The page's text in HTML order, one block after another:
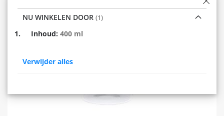
NU WINKELEN DOOR
Inhoud 400 ml
Verwijder
Verwijder alles